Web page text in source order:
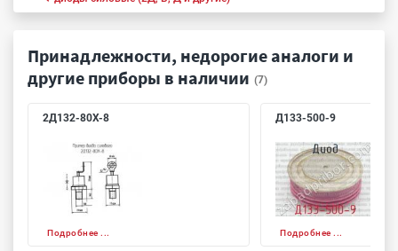
Принадлежности, недорогие аналоги и
другие приборы в наличии (7)
2Д132-80Х-8
Подробнее ...
Д133-500-9
Подробнее ...